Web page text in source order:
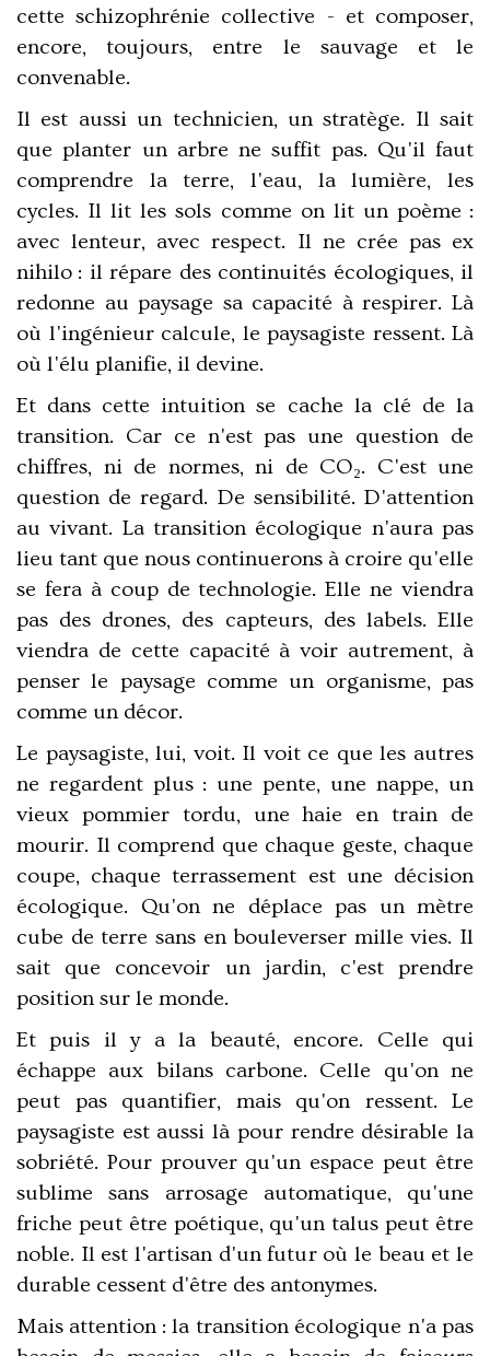
cette schizophrénie collective - et composer,
encore, toujours, entre le sauvage et le
convenable.
Il est aussi un technicien, un stratège. Il sait
que planter un arbre ne suffit pas. Qu'il faut
comprendre la terre, l'eau, la lumière, les
cycles. Il lit les sols comme on lit un poème :
avec lenteur, avec respect. Il ne crée pas ex
nihilo : ilrépare des continuités écologiques, il
redonne au paysage sa capacité à respirer. Là
où l'ingénieur calcule, le paysagiste ressent. Là
où l'élu planifie, il devine.
Et dans cette intuition se cache la clé de la
transition. Car ce n'est pas une question de
chiffres, ni de normes, ni de CO₂. C'est une
question de regard. De sensibilité. D'attention
au vivant. La transition écologique n'aura pas
lieu tant que nous continuerons à croire qu'elle
se fera à coup de technologie. Elle ne viendra
pas des drones, des capteurs, des labels. Elle
viendra de cette capacité àvoir autrement, à
penser le paysage comme un organisme, pas
comme un décor.
Le paysagiste, lui, voit. Il voit ce que les autres
ne regardent plus : une pente, une nappe, un
vieux pommier tordu, une haie en train de
mourir. Il comprend que chaque geste, chaque
coupe, chaque terrassement est une décision
écologique. Qu'on ne déplace pas un mètre
cube de terre sans en bouleverser mille vies. Il
sait que concevoir un jardin, c'est prendre
position sur le monde.
Et puis il y a la beauté, encore. Celle qui
échappe aux bilans carbone. Celle qu'on ne
peut pas quantifier, mais qu'on ressent. Le
paysagiste est aussi là pour rendre désirable la
sobriété. Pour prouver qu'un espace peut être
sublime sans arrosage automatique, qu'une
friche peut être poétique, qu'un talus peut être
noble. Il est l'artisan d'un futur où le beau et le
durable cessent d'être des antonymes.
Mais attention : la transition écologique n'a pas